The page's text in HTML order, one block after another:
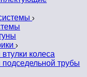
колеса
трубы